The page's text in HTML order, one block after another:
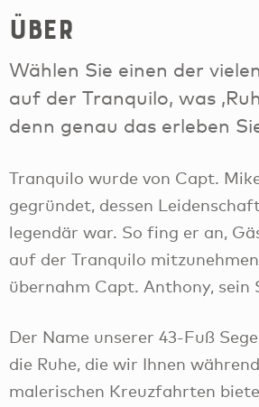
Über
Wählen Sie einen der
auf der Tranquilo, was
denn genau das erleben
Tranquilo wurde von Capt.
gegründet, dessen
legendär war. So fing er an,
auf der Tranquilo
übernahm Capt. Anthony, sein
Der Name unserer 43-Fuß
die Ruhe, die wir Ihnen
malerischen Kreuzfahrten